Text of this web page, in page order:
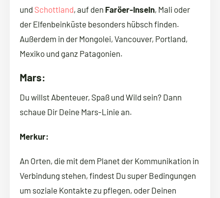
und Schottland, auf den Faröer-Inseln, Mali oder
der Elfenbeinküste besonders hübsch finden.
Außerdem in der Mongolei, Vancouver, Portland,
Mexiko und ganz Patagonien.
Mars:
Du willst Abenteuer, Spaß und Wild sein? Dann
schaue Dir Deine Mars-Linie an.
Merkur:
An Orten, die mit dem Planet der Kommunikation in
Verbindung stehen, findest Du super Bedingungen
um soziale Kontakte zu pflegen, oder Deinen